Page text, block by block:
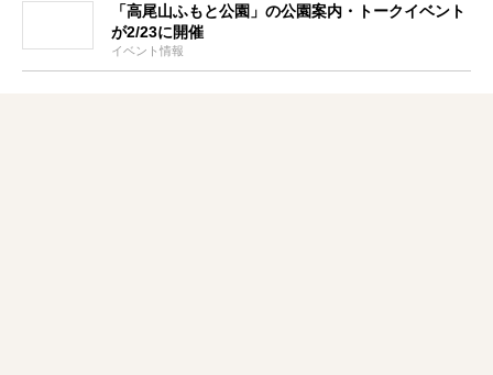
「高尾山ふもと公園」の公園案内・トークイベント
が2/23に開催
イベント情報